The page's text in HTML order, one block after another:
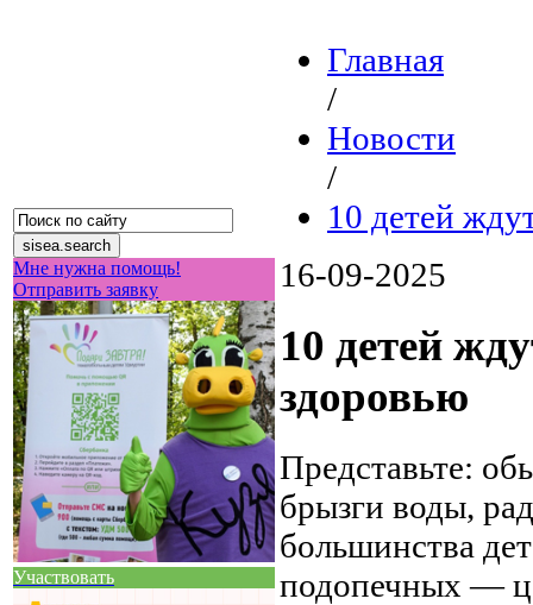
Мне нужна помощь!
Отправить заявку
Участвовать
Главная
/
Новости
/
10 детей
16-09-2025
10 детей
здоровью
Представьте:
брызги воды,
большинства
подопечных —